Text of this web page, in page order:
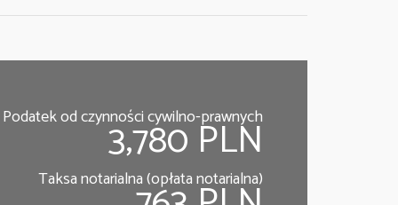
Podatek od czynności cywilno-prawnych
3,780 PLN
Taksa notarialna (opłata notarialna)